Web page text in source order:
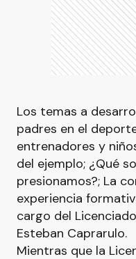
Los temas a
padres en el
entrenadores y
del ejemplo; ¿Qué
presionamos?; La
experiencia
cargo del
Esteban Caprarulo.
Mientras que la